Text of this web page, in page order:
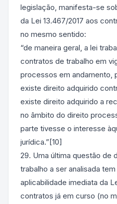
legislação, manifesta-se
da Lei 13.467/2017 aos
no mesmo sentido:
“de maneira geral, a lei
contratos de trabalho em
processos em andamento,
existe direito adquirido
existe direito adquirido a
no âmbito do direito
parte tivesse o interesse
jurídica.”[10]
29. Uma última questão de
trabalho a ser analisada
aplicabilidade imediata da
contratos já em curso (no